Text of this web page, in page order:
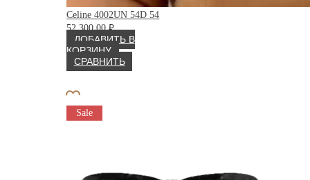
Celine 4002UN 54D 54
52 300.00₽
ДОБАВИТЬ В
КОРЗИНУ
СРАВНИТЬ
Sale